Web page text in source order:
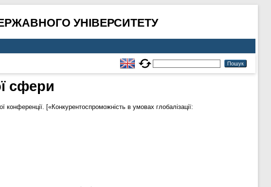
УНІВЕРСИТЕТУ
сфери
конференції. [«Конкурентоcпроможніcть в умовах глобалізації: